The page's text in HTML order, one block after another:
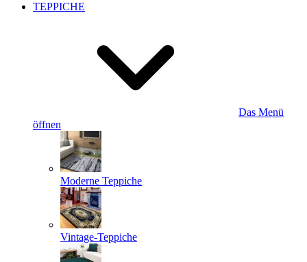
TEPPICHE
Das Menü
öffnen
Moderne Teppiche
Vintage-Teppiche